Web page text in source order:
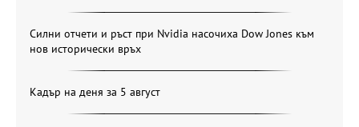
Силни отчети и ръст при Nvidia насочиха Dow Jones към
нов исторически връх
Кадър на деня за 5 август